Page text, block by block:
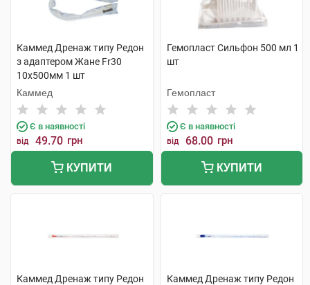
Каммед Дренаж типу Редон
з адаптером Жане Fr30
10x500мм 1 шт
Каммед
Є в наявності
від 49.70 грн
КУПИТИ
Гемопласт Сильфон 500 мл 1
шт
Гемопласт
Є в наявності
від 68.00 грн
КУПИТИ
Каммед Дренаж типу Редон
Каммед Дренаж типу Редон